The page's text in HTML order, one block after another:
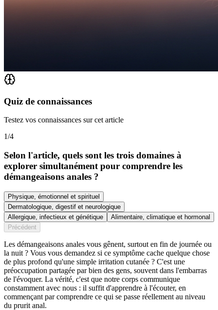
Quiz de connaissances
Testez vos connaissances sur cet article
1/4
Selon l'article, quels sont les trois domaines à
explorer simultanément pour comprendre les
démangeaisons anales ?
Physique, émotionnel et spirituel
Dermatologique, digestif et neurologique
Allergique, infectieux et génétique
Alimentaire, climatique et hormonal
Précédent
Les démangeaisons anales vous gênent, surtout en fin de journée ou
la nuit ? Vous vous demandez si ce symptôme cache quelque chose
de plus profond qu'une simple irritation cutanée ? C'est une
préoccupation partagée par bien des gens, souvent dans l'embarras
de l'évoquer. La vérité, c'est que notre corps communique
constamment avec nous : il suffit d'apprendre à l'écouter, en
commençant par comprendre ce qui se passe réellement au niveau
du prurit anal.